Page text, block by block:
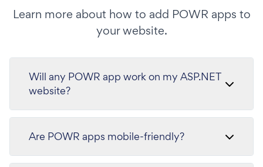
Learn more about how to add POWR apps to
your website.
Will any POWR app work on my ASP.NET
website?
Are POWR apps mobile-friendly?